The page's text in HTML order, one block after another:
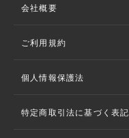
会社概要
ご利用規約
個人情報保護法
特定商取引法に基づく表記